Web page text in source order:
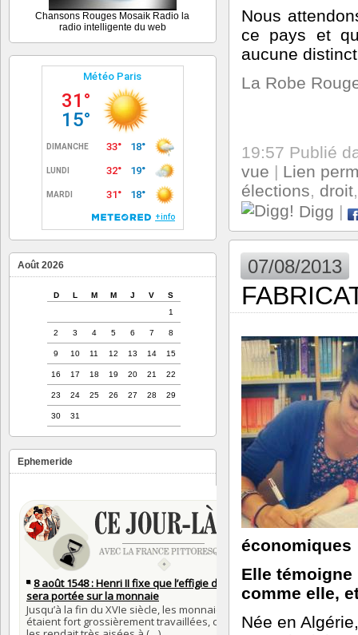
Chansons Rouges Mosaik Radio la
radio intelligente du web
Août 2026
D L M M J V
S
1
2 3 4 5 6 7 8
9 10 11 12 13 14 15
16 17 18 19 20 21 22
23 24 25 26 27 28 29
30 31
Ephemeride
Nous
ce pays et
aucune
La Robe
19:57 Publié
vue | Lien
élections, droit
Digg |
07/08/2013
Elle
comme elle,
Née en